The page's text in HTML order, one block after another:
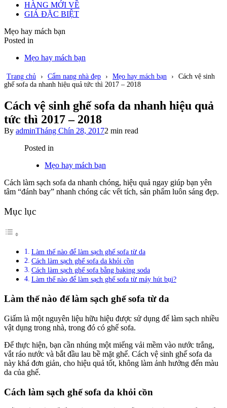
HÀNG MỚI VỀ
GIÁ ĐẶC BIỆT
Mẹo hay mách bạn
Posted in
Mẹo hay mách bạn
Trang chủ › Cẩm nang nhà đẹp › Mẹo hay mách bạn ›
Cách vệ sinh
ghế sofa da nhanh hiệu quả tức thì 2017 – 2018
Cách vệ sinh ghế sofa da nhanh hiệu quả
tức thì 2017 – 2018
By adminTháng Chín 28, 20172 min read
Posted in
Mẹo hay mách bạn
Cách làm sạch sofa da nhanh chóng, hiệu quả ngay giúp bạn yên
tâm “đánh bay” nhanh chóng các vết tích, sản phẩm luôn sáng đẹp.
Mục lục
Làm thế nào để làm sạch ghế sofa từ da
Cách làm sạch ghế sofa da khỏi cồn
Cách làm sạch ghế sofa bằng baking soda
Làm thế nào để làm sạch ghế sofa từ máy hút bụi?
Làm thế nào để làm sạch ghế sofa từ da
Giấm là một nguyên liệu hữu hiệu được sử dụng để làm sạch nhiều
vật dụng trong nhà, trong đó có ghế sofa.
Để thực hiện, bạn cần nhúng một miếng vải mềm vào nước trắng,
vắt ráo nước và bắt đầu lau bề mặt ghế. Cách vệ sinh ghế sofa da
này khá đơn giản, cho hiệu quả tốt, không làm ảnh hưởng đến màu
da của ghế.
Cách làm sạch ghế sofa da khỏi cồn